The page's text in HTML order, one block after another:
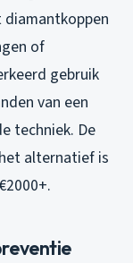
diamantkoppen
of
gebruik
van een
techniek. De
alternatief is